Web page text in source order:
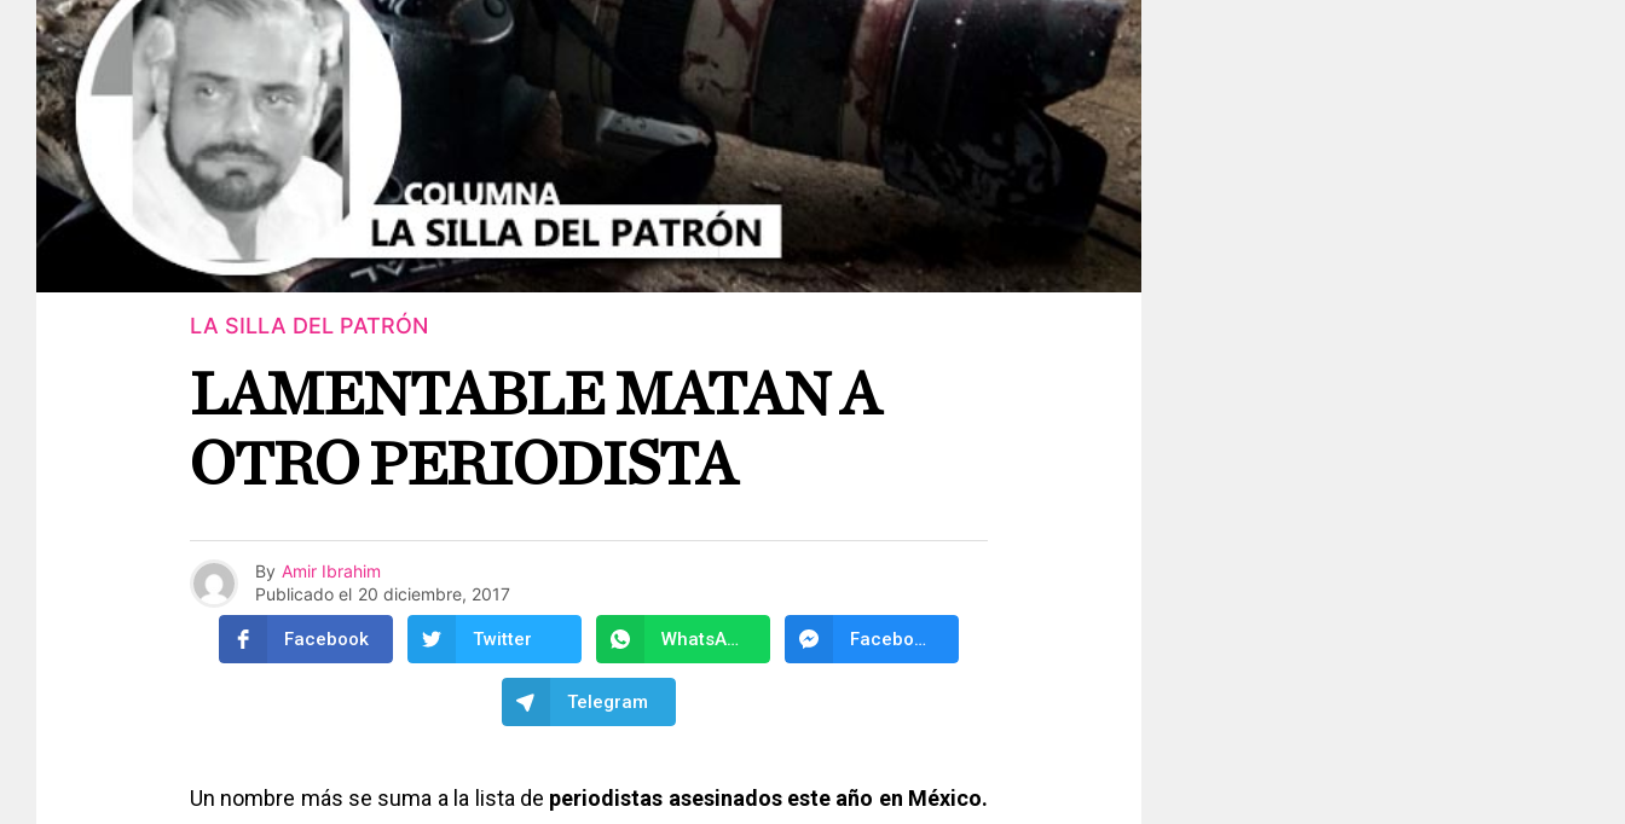
LA SILLA DEL PATRÓN
LAMENTABLE MATAN A
OTRO PERIODISTA
By Amir Ibrahim
Publicado el 20 diciembre, 2017
Facebook Twitter WhatsApp Facebook Messenger
Telegram
Un nombre más se suma a la lista de periodistas asesinados este año en México.